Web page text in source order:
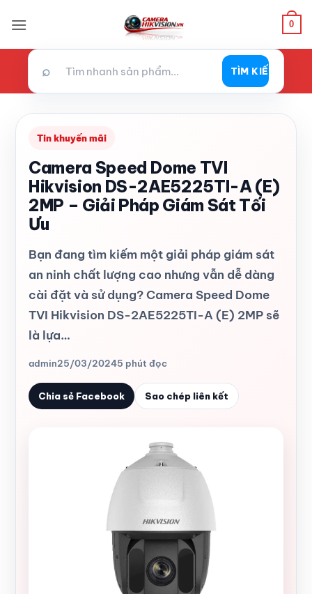
qua
0
⌕ TÌM KIẾM
Tin khuyến mãi
Camera Speed Dome TVI
Hikvision DS-2AE5225TI-A (E)
2MP – Giải Pháp Giám Sát Tối
Ưu
Bạn đang tìm kiếm một giải pháp giám sát
an ninh chất lượng cao nhưng vẫn dễ dàng
cài đặt và sử dụng? Camera Speed Dome
TVI Hikvision DS-2AE5225TI-A (E) 2MP sẽ
là lựa…
admin25/03/20245 phút đọc
Chia sẻ Facebook Sao chép liên kết